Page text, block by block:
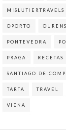
MISLUTIERTRAVELS
OPORTO
PONTEVEDRA
PRAGA RECETAS
SANTIAGO DE
TARTA TRAVEL
VIENA